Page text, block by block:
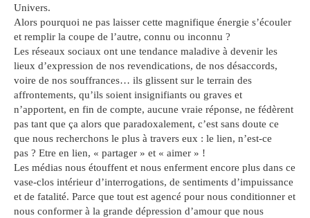
Univers.
Alors pourquoi ne pas laisser cette magnifique énergie s’écouler
et remplir la coupe de l’autre, connu ou inconnu ?
Les réseaux sociaux ont une tendance maladive à devenir les
lieux d’expression de nos revendications, de nos désaccords,
voire de nos souffrances… ils glissent sur le terrain des
affrontements, qu’ils soient insignifiants ou graves et
n’apportent, en fin de compte, aucune vraie réponse, ne fédèrent
pas tant que ça alors que paradoxalement, c’est sans doute ce
que nous recherchons le plus à travers eux : le lien, n’est-ce
pas ? Etre en lien, « partager » et « aimer » !
Les médias nous étouffent et nous enferment encore plus dans ce
vase-clos intérieur d’interrogations, de sentiments d’impuissance
et de fatalité. Parce que tout est agencé pour nous conditionner et
nous conformer à la grande dépression d’amour que nous